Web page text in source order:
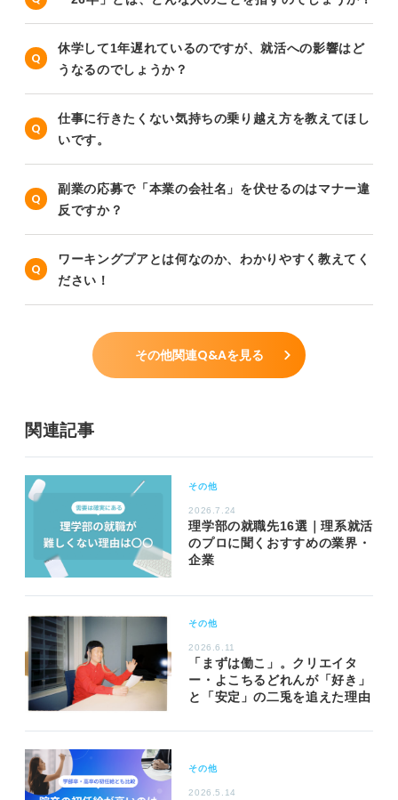
休学して1年遅れているのですが、就活への影響はど
うなるのでしょうか？
仕事に行きたくない気持ちの乗り越え方を教えてほし
いです。
副業の応募で「本業の会社名」を伏せるのはマナー違
反ですか？
ワーキングプアとは何なのか、わかりやすく教えてく
ださい！
その他関連Q&Aを見る
関連記事
その他
2026.7.24
理学部の就職先16選｜理系就活
のプロに聞くおすすめの業界・
企業
その他
2026.6.11
「まずは働こ」。クリエイタ
ー・よこちるどれんが「好き」
と「安定」の二兎を追えた理由
その他
2026.5.14